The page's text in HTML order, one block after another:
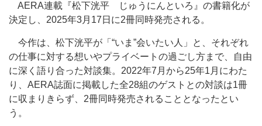
AERA連載『松下洸平 じゅうにんといろ』の書籍化が
決定し、2025年3月17日に2冊同時発売される。
今作は、松下洸平が「“いま”会いたい人」と、それぞれ
の仕事に対する想いやプライベートの過ごし方まで、自由
に深く語り合った対談集。2022年7月から25年1月にわた
り、AERA誌面に掲載した全28組のゲストとの対談は1冊
に収まりきらず、2冊同時発売されることとなったとい
う。